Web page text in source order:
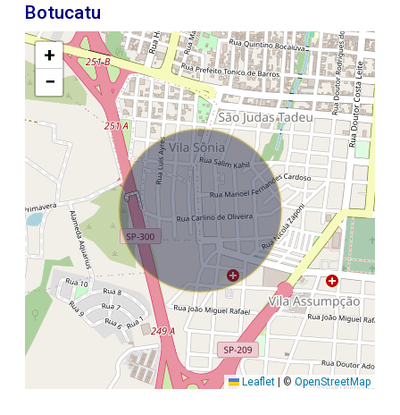
Botucatu
+
−
Leaflet | © OpenStreetMap